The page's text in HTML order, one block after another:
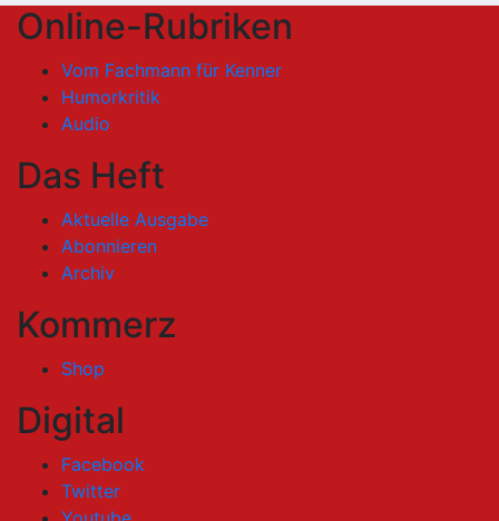
Online-Rubriken
Vom Fachmann für Kenner
Humorkritik
Audio
Das Heft
Aktuelle Ausgabe
Abonnieren
Archiv
Kommerz
Shop
Digital
Facebook
Twitter